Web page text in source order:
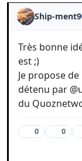
Ship-ment9
Très bonne
est ;)
Je propose
détenu par
du
0 0